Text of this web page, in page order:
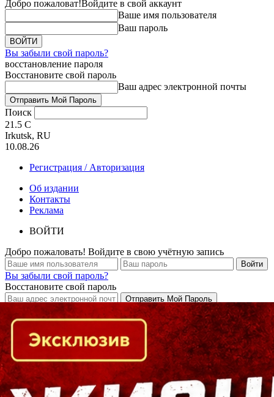
Добро пожаловат!Войдите в свой аккаунт
Ваше имя пользователя
Ваш пароль
Вы забыли свой пароль?
восстановление пароля
Восстановите свой пароль
Ваш адрес электронной почты
Поиск
21.5 C
Irkutsk, RU
10.08.26
Регистрация / Авторизация
Об издании
Контакты
Реклама
ВОЙТИ
Добро пожаловать! Войдите в свою учётную запись
Вы забыли свой пароль?
Восстановите свой пароль
Кто есть кто в Байкальском регионе